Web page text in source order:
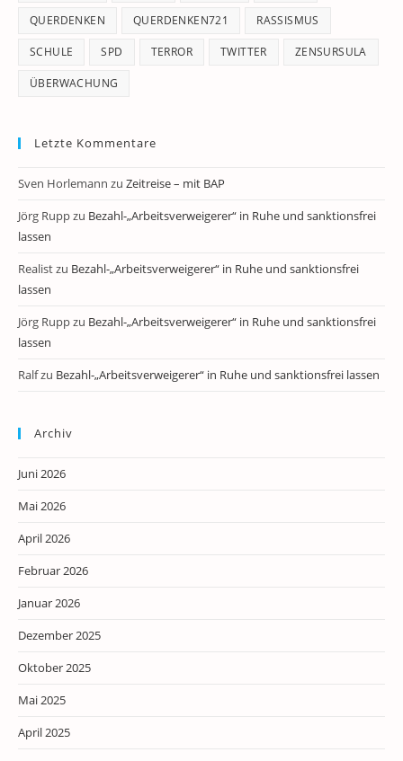
QUERDENKEN QUERDENKEN721 RASSISMUS
SCHULE SPD TERROR TWITTER ZENSURSULA
ÜBERWACHUNG
Letzte Kommentare
Sven Horlemann zu Zeitreise – mit BAP
Jörg Ruppzu Bezahl-„Arbeitsverweigerer“ in Ruhe und sanktionsfrei
lassen
Realistzu Bezahl-„Arbeitsverweigerer“ in Ruhe und sanktionsfrei
lassen
Jörg Ruppzu Bezahl-„Arbeitsverweigerer“ in Ruhe und sanktionsfrei
lassen
Ralfzu Bezahl-„Arbeitsverweigerer“ in Ruhe und sanktionsfrei lassen
Archiv
Juni 2026
Mai 2026
April 2026
Februar 2026
Januar 2026
Dezember 2025
Oktober 2025
Mai 2025
April 2025